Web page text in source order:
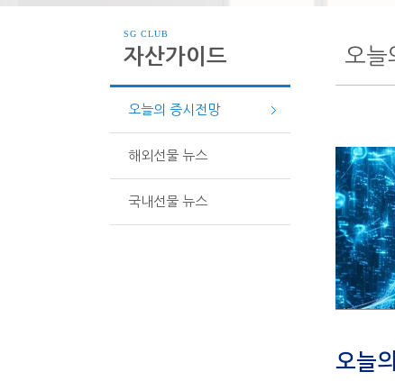
SG CLUB
자산가이드
오늘의 증시전망
해외선물 뉴스
국내선물 뉴스
오늘
오늘